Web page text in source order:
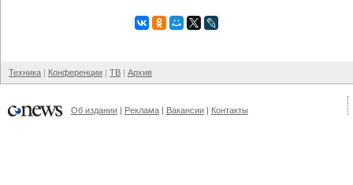
Техника Конференции ТВ Архив
Об издании Реклама Вакансии Контакты